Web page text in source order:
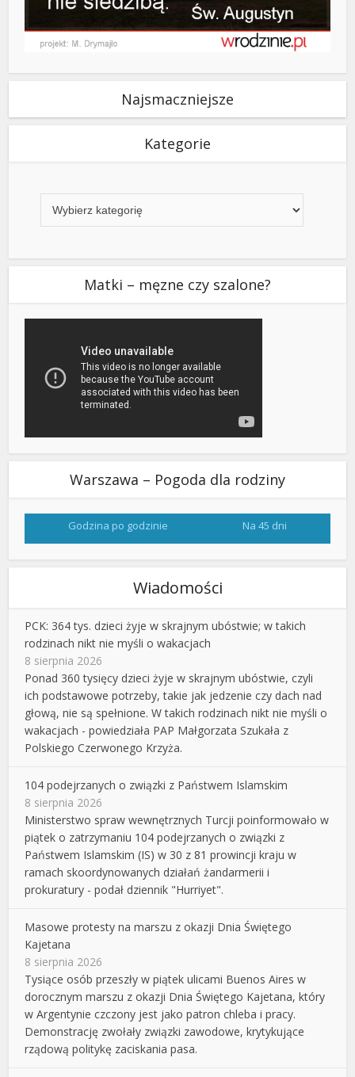
Najsmaczniejsze
Kategorie
Matki – męzne czy szalone?
Warszawa – Pogoda dla rodziny
Godzina po godzinie Na 45 dni
Wiadomości
PCK: 364 tys. dzieci żyje w skrajnym ubóstwie; w takich
rodzinach nikt nie myśli o wakacjach
8 sierpnia 2026
Ponad 360 tysięcy dzieci żyje w skrajnym ubóstwie, czyli
ich podstawowe potrzeby, takie jak jedzenie czy dach nad
głową, nie są spełnione. W takich rodzinach nikt nie myśli o
wakacjach - powiedziała PAP Małgorzata Szukała z
Polskiego Czerwonego Krzyża.
104 podejrzanych o związki z Państwem Islamskim
8 sierpnia 2026
Ministerstwo spraw wewnętrznych Turcji poinformowało w
piątek o zatrzymaniu 104 podejrzanych o związki z
Państwem Islamskim (IS) w 30 z 81 prowincji kraju w
ramach skoordynowanych działań żandarmerii i
prokuratury - podał dziennik "Hurriyet".
Masowe protesty na marszu z okazji Dnia Świętego
Kajetana
8 sierpnia 2026
Tysiące osób przeszły w piątek ulicami Buenos Aires w
dorocznym marszu z okazji Dnia Świętego Kajetana, który
w Argentynie czczony jest jako patron chleba i pracy.
Demonstrację zwołały związki zawodowe, krytykujące
rządową politykę zaciskania pasa.